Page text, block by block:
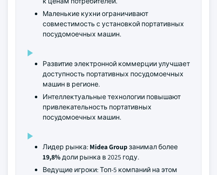
Маленькие кухни ограничивают
совместимость с установкой портативных
посудомоечных машин.
Развитие электронной коммерции улучшает
доступность портативных посудомоечных
машин в регионе.
Интеллектуальные технологии повышают
привлекательность портативных
посудомоечных машин.
Лидер рынка: Midea Groupзанимал более
19,8%доли рынка в 2025 году.
Ведущие игроки: Топ-5 компаний на этом